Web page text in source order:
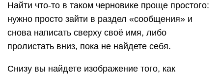
Найти что-то в таком черновике проще простого:
нужно просто зайти в раздел «сообщения» и
снова написать сверху своё имя, либо
пролистать вниз, пока не найдете себя.
Снизу вы найдете изображение того, как